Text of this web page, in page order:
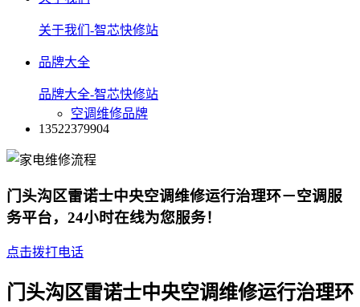
关于我们-智芯快修站
品牌大全
品牌大全-智芯快修站
空调维修品牌
13522379904
门头沟区雷诺士中央空调维修运行治理环－空调服
务平台，24小时在线为您服务！
点击拨打电话
门头沟区雷诺士中央空调维修运行治理环